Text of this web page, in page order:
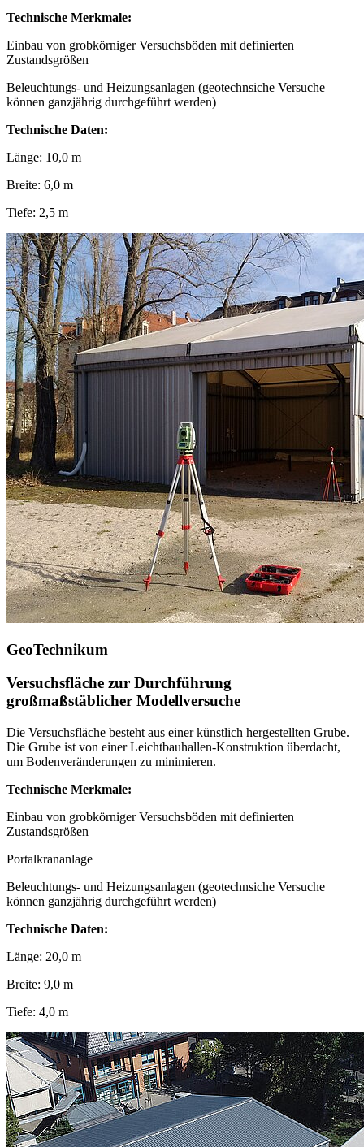
Technische Merkmale:
Einbau von grobkörniger Versuchsböden mit definierten
Zustandsgrößen
Beleuchtungs- und Heizungsanlagen (geotechnsiche Versuche
können ganzjährig durchgeführt werden)
Technische Daten:
Länge: 10,0 m
Breite: 6,0 m
Tiefe: 2,5 m
GeoTechnikum
Versuchsfläche zur Durchführung
großmaßstäblicher Modellversuche
Die Versuchsfläche besteht aus einer künstlich hergestellten Grube.
Die Grube ist von einer Leichtbauhallen-Konstruktion überdacht,
um Bodenveränderungen zu minimieren.
Technische Merkmale:
Einbau von grobkörniger Versuchsböden mit definierten
Zustandsgrößen
Portalkrananlage
Beleuchtungs- und Heizungsanlagen (geotechnsiche Versuche
können ganzjährig durchgeführt werden)
Technische Daten:
Länge: 20,0 m
Breite: 9,0 m
Tiefe: 4,0 m